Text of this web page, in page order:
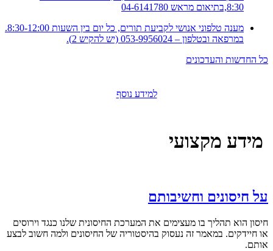
8:30,בתיאום מראש 04-6141780
מענה טלפוני אנושי לקביעת תורים, כל יום בין השעות 8:30-12:00.
במרפאה ובטלפון – 053-9956024 (יש להקיש 2).
כל החדשות והעדכונים
למידע נוסף
מידע מקצועי
על חיסונים וחשיבותם
חיסון הוא תהליך בו מעצימים את המערכת החיסונית שלנו כנגד וירוסים
או חיידקים. במאמר זה נעסוק בהיסטוריה של החיסונים ולמה חשוב לבצע
אותם.